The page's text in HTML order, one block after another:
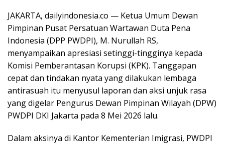
JAKARTA, dailyindonesia.co — Ketua Umum Dewan
Pimpinan Pusat Persatuan Wartawan Duta Pena
Indonesia (DPP PWDPI), M. Nurullah RS,
menyampaikan apresiasi setinggi-tingginya kepada
Komisi Pemberantasan Korupsi (KPK). Tanggapan
cepat dan tindakan nyata yang dilakukan lembaga
antirasuah itu menyusul laporan dan aksi unjuk rasa
yang digelar Pengurus Dewan Pimpinan Wilayah (DPW)
PWDPI DKI Jakarta pada 8 Mei 2026 lalu.
Dalam aksinya di Kantor Kementerian Imigrasi, PWDPI